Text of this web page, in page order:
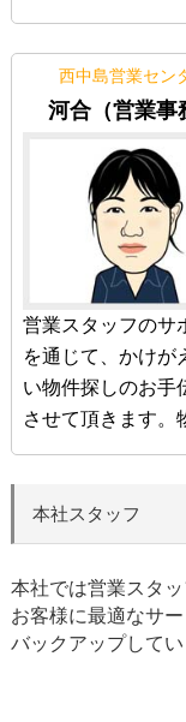
いただきありがと
います。
平成16年入社以降
間、大阪市内を中
動産売買のお手伝
せていただいてお
皆様のおかげで、
組様の住み替えに
いただきました。
これからも皆様に
もお返しができる
う、“初心忘れる
ず”をモットーに、
ご納得・ご満足い
をさせていただき
お気軽にご相談い
ますと幸いです。
よろしくお願いい
す。
西中島営業セン
河合（営業事
営業スタッフのサ
を通じて、かけが
い物件探しのお手
させて頂きます。
魅力は千差万別、
ます。
本社スタッフ
本社では営業スタッ
お客様に最適なサ
バックアップしてい